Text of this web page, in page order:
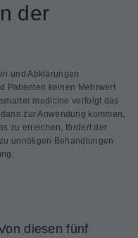
der
und Abklärungen
Patienten keinen Mehrwert
medicine verfolgt das
zur Anwendung kommen,
zu erreichen, fördert der
unnötigen Behandlungen
diesen fünf